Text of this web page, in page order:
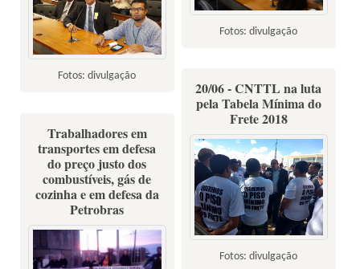
Fotos: divulgação
Fotos: divulgação
20/06 - CNTTL na luta
pela Tabela Mínima do
Frete 2018
Fotos: divulgação
Trabalhadores em
transportes em defesa
do preço justo dos
combustíveis, gás de
cozinha e em defesa da
Petrobras